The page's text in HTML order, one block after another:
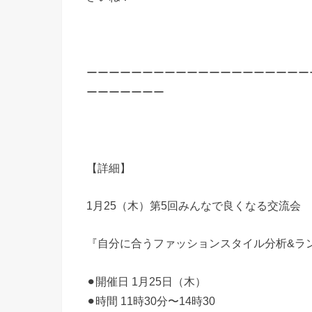
ーーーーーーーーーーーーーーーーーーー
ーーーーーーー
【詳細】
1月25（木）第5回みんなで良くなる交流会
『自分に合うファッションスタイル分析&ラ
⚫︎開催日 1月25日（木）
⚫︎時間 11時30分〜14時30